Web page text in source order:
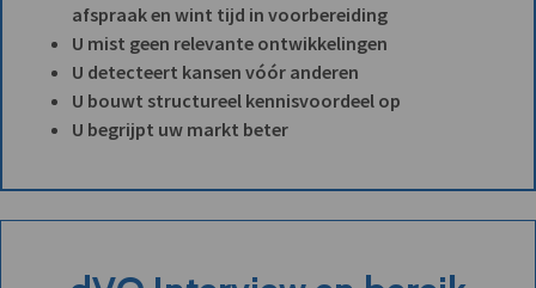
afspraak en wint tijd in voorbereiding
U mist geen relevante ontwikkelingen
U detecteert kansen vóór anderen
U bouwt structureel kennisvoordeel op
U begrijpt uw markt beter